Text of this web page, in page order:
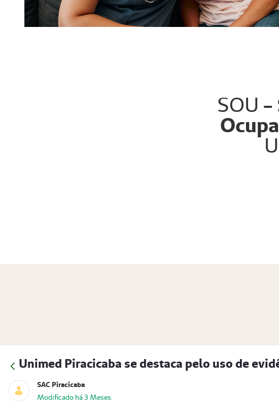
SOU -
Unimed Piracicaba se destaca pelo uso de
SAC Piracicaba
Modificado há 3 Meses.